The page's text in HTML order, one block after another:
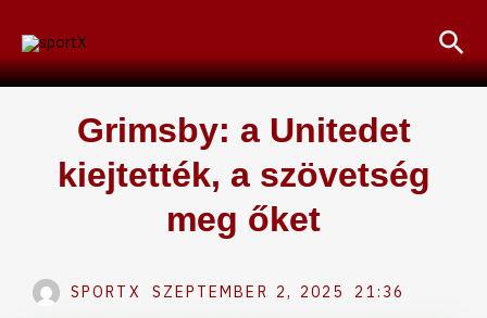
content
Grimsby: a Unitedet
kiejtették, a szövetség
meg őket
SPORTX SZEPTEMBER 2, 2025 21:36